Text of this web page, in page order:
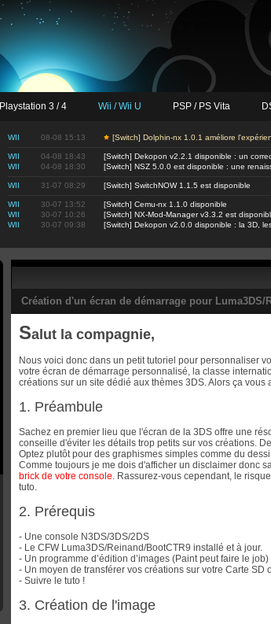
Playstation 3 / 4 Wii / Wii U PSP / PS Vita
WII 08-08 15:13 [Switch] Dolphin-nx 1.0.1 améliore
WII 04-08 18:43
[Switch] Dekopon v2.2.1 disponible : un
WII
04-08 18:30 [Switch] NSZ 5.0.0 est disponible : une
WII 31-07 08:29 [Switch] SwitchNOW 1.1.5 est disponible
WII 30-07 13:52
[Switch] Cemu-nx 1.1.0 disponible
WII
30-07 10:26
[Switch] NX-Mod-Manager v3.3.2 est
WII
30-07 09:38 [Switch] Dekopon v2.0.0 disponible : la 3D,
Création d'un écran de démarrage pour Luma3DS/
Salut la compagnie,
Nous voici donc dans un petit tutoriel pour personnaliser
votre écran de démarrage personnalisé, la classe
créations sur un site dédié aux thèmes 3DS. Alors ça vous
1. Préambule
Sachez en premier lieu que l'écran de la 3DS offre une
conseille d'éviter les détails trop petits sur vos créations.
Optez plutôt pour des graphismes simples comme du
Comme toujours je me dois d'afficher un disclaimer donc
brick de votre console. Rassurez-vous cependant, le
tuto.
2. Prérequis
- Une console N3DS/3DS/2DS
- Le CFW Luma3DS/Reinand/BootCTR9 installé et à jour.
- Un programme d’édition d’images (Paint peut faire le job)
- Un moyen de transférer vos créations sur votre Carte SD
- Suivre le tuto !
3. Création de l'image